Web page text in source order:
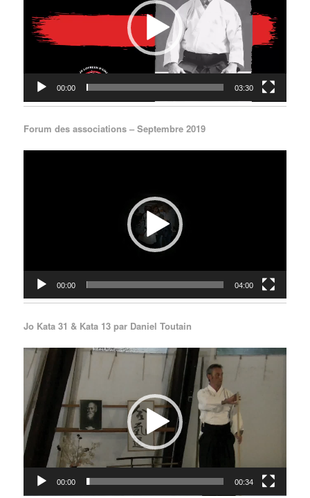
00:00 03:30
Forum des associations – Septembre 2019
00:00 04:00
Jo Kata 31 & Kata 13 par Daniel Toutain
Lecteur
vidéo
00:00 00:34